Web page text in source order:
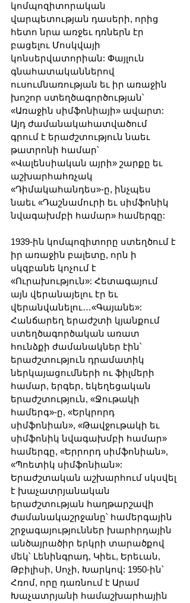
կոմպոզիտորական
վարպետության դասերի, որից
հետո նրա առջեւ դռներն էր
բացելու Մոսկվայի
կոնսերվատորիան: Փայլուն
գնահատականներով
ուսումնառության եւ իր առաջին
խոշոր ստեղծագործության՝
«Առաջին սիմֆոնիայի» ավարտ:
Այդ ժամանակահատվածում
գրում է երաժշտություն նաեւ
թատրոնի համար՝
«Վալենսիական այրի» շարքը եւ
աշխարհահռչակ
«Դիմակահանդես»-ը, ինչպես
նաեւ «Դաշնամուրի եւ սիմֆոնիկ
նվագախմբի համար» համերգը:
1939-ին կոմպոզիտորը ստեղծում է
իր առաջին բալետը, որն ի
սկզբանե կոչում է
«Ուրախություն»: Հետագայում
այն վերանայելու էր եւ
վերանվանելու…«Գայանե»:
Հանճարեղ երաժշտի կյանքում
ստեղծագործական առատ
հունձքի ժամանակներ էին՝
երաժշտություն դրամատիկ
ներկայացումների ու ֆիլմերի
համար, երգեր, եկեղեցական
երաժշտություն, «Ջութակի
համերգ»-ը, «Երկրորդ
սիմֆոնիան», «Թավջութակի եւ
սիմֆոնիկ նվագախմբի համար»
համերգը, «Երրորդ սիմֆոնիան»,
«Պոետիկ սիմֆոնիան»:
Երաժշտական աշխարհում սկսվել
է խաչատրյանական
երաժշտության հաղթարշավի
ժամանակաշրջանը՝ համերգային
շրջագայություններ խարհրդային
անծայրածիր երկրի տարածքով
մեկ՝ Լենինգրադ, Կիեւ, Երեւան,
Թբիլիսի, Սոչի, Խարկով: 1950-ին՝
Հռոմ, որը դառնում է Արամ
Խաչատրյանի համաշխարհային